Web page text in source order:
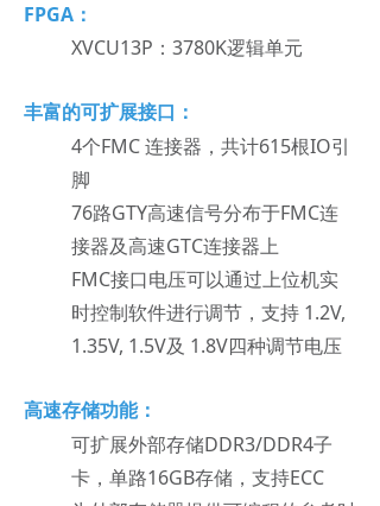
FPGA：
XVCU13P：3780K逻辑单元
丰富的可扩展接口：
4个FMC 连接器，共计615根IO引
脚
76路GTY高速信号分布于FMC连
接器及高速GTC连接器上
FMC接口电压可以通过上位机实
时控制软件进行调节，支持 1.2V,
1.35V, 1.5V及 1.8V四种调节电压
高速存储功能：
可扩展外部存储DDR3/DDR4子
卡，单路16GB存储，支持ECC